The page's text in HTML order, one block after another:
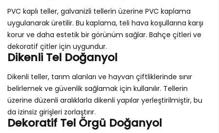
PVC kaplı teller, galvanizli tellerin üzerine PVC kaplama
uygulanarak üretilir. Bu kaplama, teli hava koşullarına karşı
korur ve daha estetik bir görünüm sağlar. Bahçe çitleri ve
dekoratif çitler için uygundur.
Dikenli Tel Doğanyol
Dikenli teller, tarım alanları ve hayvan çiftliklerinde sınır
belirlemek ve güvenlik sağlamak için kullanılır. Tellerin
üzerine düzenli aralıklarla dikenli yapılar yerleştirilmiştir, bu
da izinsiz girişleri zorlaştırır.
Dekoratif Tel Örgü Doğanyol